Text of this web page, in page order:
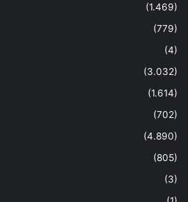
(1.469)
(779)
(4)
(3.032)
(1.614)
(702)
(4.890)
(805)
(3)